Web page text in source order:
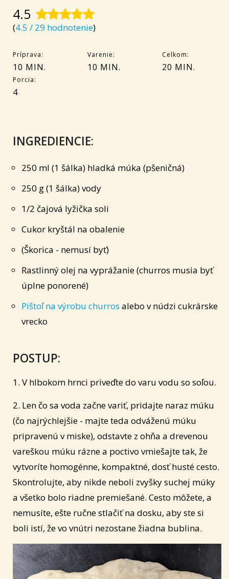
4.5
(4.5 / 29 hodnotenie)
Príprava:
10 MIN.
Varenie:
10 MIN.
Celkom:
20 MIN.
Porcia:
4
INGREDIENCIE:
250 ml (1 šálka) hladká múka (pšeničná)
250 g (1 šálka) vody
1/2 čajová lyžička soli
Cukor kryštál na obalenie
(Škorica - nemusí byť)
Rastlinný olej na vyprážanie (churros musia byť
úplne ponorené)
Pištoľ na výrobu churros alebo v núdzi cukrárske
vrecko
POSTUP:
1. V hlbokom hrnci priveďte do varu vodu so soľou.
2. Len čo sa voda začne variť, pridajte naraz múku
(čo najrýchlejšie - majte teda odváženú múku
pripravenú v miske), odstavte z ohňa a drevenou
vareškou múku rázne a poctivo vmiešajte tak, že
vytvoríte homogénne, kompaktné, dosť husté cesto.
Skontrolujte, aby nikde neboli zvyšky suchej múky
a všetko bolo riadne premiešané. Cesto môžete, a
nemusíte, ešte ručne stlačiť na dosku, aby ste si
boli istí, že vo vnútri nezostane žiadna bublina.